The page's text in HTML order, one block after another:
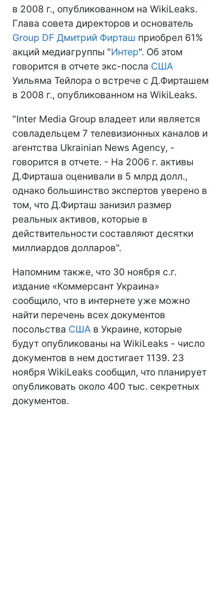
в 2008 г., опубликованном на WikiLeaks.
Глава совета директоров и основатель
Group DF Дмитрий Фирташ приобрел 61%
акций медиагруппы "Интер". Об этом
говорится в отчете экс-посла США
Уильяма Тейлора о встрече с Д.Фирташем
в 2008 г., опубликованном на WikiLeaks.
"Inter Media Group владеет или является
совладельцем 7 телевизионных каналов и
агентства Ukrainian News Agency, -
говорится в отчете. - На 2006 г. активы
Д.Фирташа оценивали в 5 млрд долл.,
однако большинство экспертов уверено в
том, что Д.Фирташ занизил размер
реальных активов, которые в
действительности составляют десятки
миллиардов долларов".
Напомним также, что 30 ноября с.г.
издание «Коммерсант Украина»
сообщило, что в интернете уже можно
найти перечень всех документов
посольства США в Украине, которые
будут опубликованы на WikiLeaks - число
документов в нем достигает 1139. 23
ноября WikiLeaks сообщил, что планирует
опубликовать около 400 тыс. секретных
документов.